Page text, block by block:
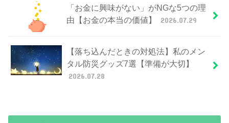
「お金に興味がない」がNGな5つの理
由【お金の本当の価値】
2026.07.29
【落ち込んだときの対処法】私のメン
タル防災グッズ7選【準備が大切】
2026.07.28